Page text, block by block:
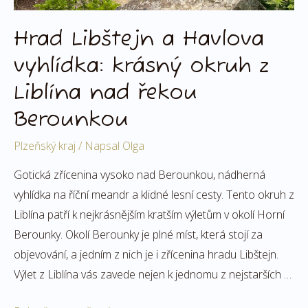
Hrad Libštejn a Havlova
vyhlídka: krásný okruh z
Liblína nad řekou
Berounkou
Plzeňský kraj/ Napsal Olga
Gotická zřícenina vysoko nad Berounkou, nádherná
vyhlídka na říční meandr a klidné lesní cesty. Tento okruh z
Liblína patří k nejkrásnějším kratším výletům v okolí Horní
Berounky. Okolí Berounky je plné míst, která stojí za
objevování, a jedním z nich je i zřícenina hradu Libštejn.
Výlet z Liblína vás zavede nejen k jednomu z nejstarších …
řekou
Berounkou